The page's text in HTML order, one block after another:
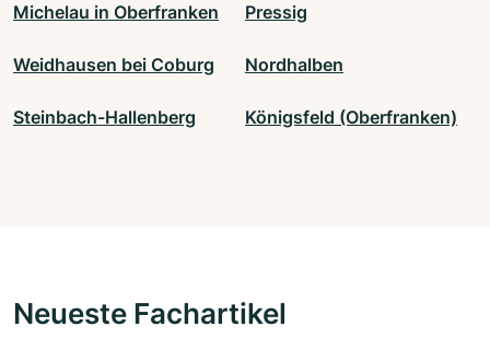
Michelau in Oberfranken Pressig
Weidhausen bei Coburg Nordhalben
Steinbach-Hallenberg Königsfeld (Oberfranken)
Neueste Fachartikel